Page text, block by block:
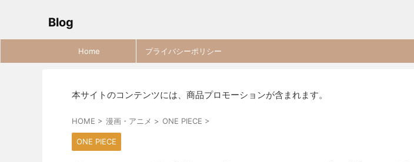
Blog
Home プライバシーポリシー
本サイトのコンテンツには、商品プロモーションが含まれます。
HOME > 漫画・アニメ > ONE PIECE >
ONE PIECE